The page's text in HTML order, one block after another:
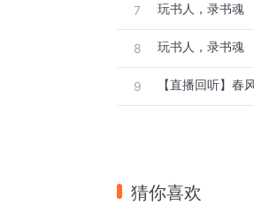
7 玩书人，录书魂
8 玩书人，录书魂
9 【直播回听】春
猜你喜欢